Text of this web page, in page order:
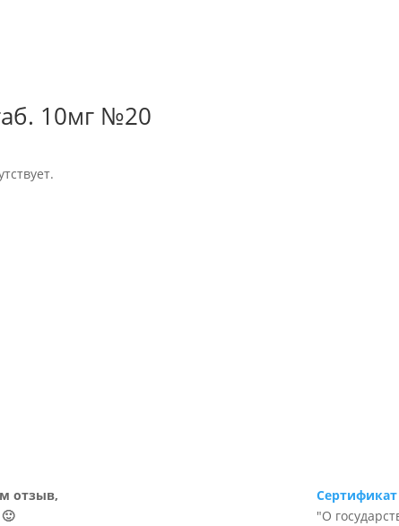
10мг №20
отзыв,
Сертификат
"О